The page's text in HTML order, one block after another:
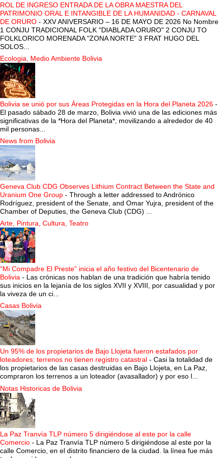
ROL DE INGRESO ENTRADA DE LA OBRA MAESTRA DEL
PATRIMONIO ORAL E INTANGIBLE DE LA HUMANIDAD - CARNAVAL
DE ORURO - XXV ANIVERSARIO – 16 DE MAYO DE 2026 No Nombre
1 CONJU TRADICIONAL FOLK "DIABLADA ORURO" 2 CONJU TO
FOLKLORICO MORENADA "ZONA NORTE" 3 FRAT HUGO DEL
SOLOS...
Ecologia, Medio Ambiente Bolivia
Bolivia se unió por sus Áreas Protegidas en la Hora del Planeta 2026 -
El pasado sábado 28 de marzo, Bolivia vivió una de las ediciones más
significativas de la *Hora del Planeta*, movilizando a alrededor de 40
mil personas...
News from Bolivia
Geneva Club CDG Observes Lithium Contract Between the State and
Uranium One Group - Through a letter addressed to Andrónico
Rodríguez, president of the Senate, and Omar Yujra, president of the
Chamber of Deputies, the Geneva Club (CDG) ...
Arte, Pintura, Cultura, Teatro
“Mi Compadre El Preste” inicia el año festivo del Bicentenario de
Bolivia - Las crónicas nos hablan de una tradición que habría tenido
sus inicios en la lejanía de los siglos XVII y XVIII, por casualidad y por
la viveza de un ci...
Casas Bolivia
Un 95% de los propietarios de Bajo Llojeta fueron estafados por
loteadores; terrenos no tienen registro catastral - Casi la totalidad de
los propietarios de las casas destruidas en Bajo Llojeta, en La Paz,
compraron los terrenos a un loteador (avasallador) y por eso l...
Notas Historicas de Bolivia
La Paz Tranvía TLP número 5 dirigiéndose al este por la calle
Comercio - La Paz Tranvía TLP número 5 dirigiéndose al este por la
calle Comercio, en el distrito financiero de la ciudad. la línea fue más